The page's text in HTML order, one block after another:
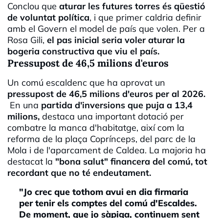
Conclou que aturar les futures torres és qüestió
de voluntat política, i que primer caldria definir
amb el Govern el model de país que volen. Per a
Rosa Gili, el pas inicial seria voler aturar la
bogeria constructiva que viu el país.
Pressupost de 46,5 milions d'euros
Un comú escaldenc que ha aprovat un
pressupost de 46,5 milions d'euros per al 2026.
En una partida d'inversions que puja a 13,4
milions, destaca una important dotació per
combatre la manca d'habitatge, així com la
reforma de la plaça Coprínceps, del parc de la
Mola i de l'aparcament de Caldea. La majoria ha
destacat la "bona salut" financera del comú, tot
recordant que no té endeutament.
"Jo crec que tothom avui en dia firmaria
per tenir els comptes del comú d'Escaldes.
De moment, que jo sàpiga, continuem sent